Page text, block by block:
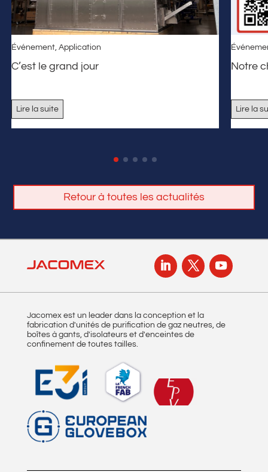
Événement,Application
C’est le grand jour
Lire la suite
Notre
Lire la
Retour à toutes les actualités
Jacomex est un leader dans la conception et la
fabrication d'unités de purification de gaz neutres, de
boîtes à gants, d'isolateurs et d'enceintes de
confinement de toutes tailles.